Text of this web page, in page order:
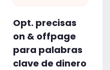
Opt. precisas
on & offpage
para palabras
clave de dinero